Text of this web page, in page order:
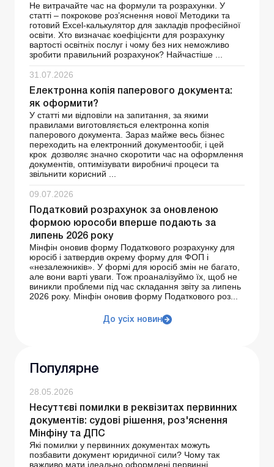
Не витрачайте час на формули та розрахунки. У
статті – покрокове роз’яснення нової Методики та
готовий Excel-калькулятор для закладів професійної
освіти. Хто визначає коефіцієнти для розрахунку
вартості освітніх послуг і чому без них неможливо
зробити правильний розрахунок? Найчастіше ...
31.07.2026
Електронна копія паперового документа:
як оформити?
У статті ми відповіли на запитання, за якими
правилами виготовляється електронна копія
паперового документа. Зараз майже весь бізнес
переходить на електронний документообіг, і цей
крок дозволяє значно скоротити час на оформлення
документів, оптимізувати виробничі процеси та
звільнити корисний ...
09.07.2026
Податковий розрахунок за оновленою
формою юрособи вперше подають за
липень 2026 року
Мінфін оновив форму Податкового розрахунку для
юросіб і затвердив окрему форму для ФОП і
«незалежників». У формі для юросіб змін не багато,
але вони варті уваги. Тож проаналізуймо їх, щоб не
виникли проблеми під час складання звіту за липень
2026 року. Мінфін оновив форму Податкового роз...
До усіх новин
Популярне
28.05.2026
Несуттєві помилки в реквізитах первинних
документів: судові рішення, роз'яснення
Мінфіну та ДПС
Які помилки у первинних документах можуть
позбавити документ юридичної сили? Чому так
важливо мати ідеально оформлені первинні